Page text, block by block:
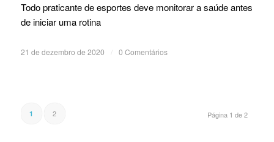
Todo praticante de esportes deve monitorar a saúde antes
de iniciar uma rotina
21 de dezembro de 2020 0 Comentários
Página 1 de 2
1 2